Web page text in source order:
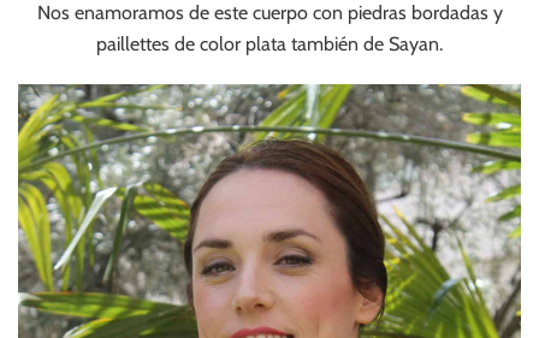
Nos enamoramos de este cuerpo con piedras bordadas y
paillettes de color plata también de Sayan.